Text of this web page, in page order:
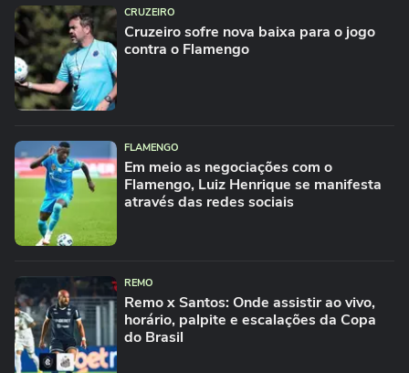
CRUZEIRO
Cruzeiro sofre nova baixa para o jogo
contra o Flamengo
FLAMENGO
Em meio as negociações com o
Flamengo, Luiz Henrique se manifesta
através das redes sociais
REMO
Remo x Santos: Onde assistir ao vivo,
horário, palpite e escalações da Copa
do Brasil